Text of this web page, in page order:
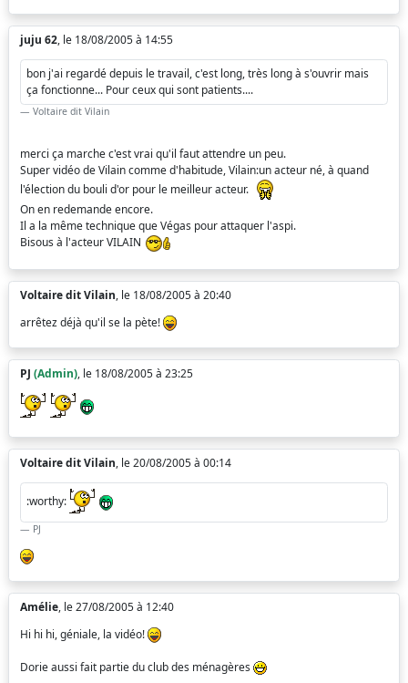
juju 62, le 18/08/2005 à 14:55
bon j'ai regardé depuis le travail, c'est long, très long à s'ouvrir mais
ça fonctionne... Pour ceux qui sont patients....
Voltaire dit Vilain
merci ça marche c'est vrai qu'il faut attendre un peu.
Super vidéo de Vilain comme d'habitude, Vilain:un acteur né, à quand
l'élection du bouli d'or pour le meilleur acteur.
On en redemande encore.
Il a la même technique que Végas pour attaquer l'aspi.
Bisous à l'acteur VILAIN
Voltaire dit Vilain, le 18/08/2005 à 20:40
arrêtez déjà qu'il se la pète!
PJ (Admin), le 18/08/2005 à 23:25
Voltaire dit Vilain, le 20/08/2005 à 00:14
:worthy:
PJ
Amélie, le 27/08/2005 à 12:40
Hi hi hi, géniale, la vidéo!
Dorie aussi fait partie du club des ménagères